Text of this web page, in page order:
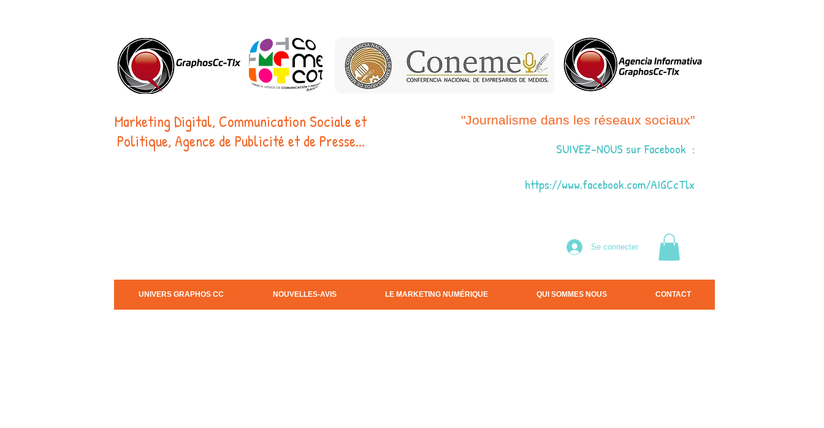
Marketing Digital, Communication Sociale et
Politique, Agence de Publicité et de Presse...
"Journalisme dans les réseaux sociaux"
SUIVEZ-NOUS sur Facebook :
https://www.facebook.com/AIGCcTlx
Se connecter
UNIVERS GRAPHOS CC NOUVELLES-AVIS LE MARKETING NUMÉRIQUE QUI SOMMES NOUS CONTACT